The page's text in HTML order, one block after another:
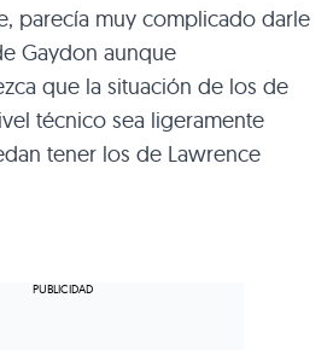
parecía muy complicado darle
Gaydon aunque
que la situación de los de
técnico sea ligeramente
tener los de Lawrence